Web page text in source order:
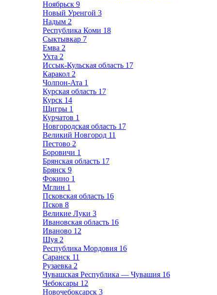
Ноябрьск 9
Новый Уренгой 3
Надым 2
Республика Коми 18
Сыктывкар 7
Емва 2
Ухта 2
Иссык-Кульская область 17
Каракол 2
Чолпон-Ата 1
Курская область 17
Курск 14
Щигры 1
Курчатов 1
Новгородская область 17
Великий Новгород 11
Пестово 2
Боровичи 1
Брянская область 17
Брянск 9
Фокино 1
Мглин 1
Псковская область 16
Псков 8
Великие Луки 3
Ивановская область 16
Иваново 12
Шуя 2
Республика Мордовия 16
Саранск 11
Рузаевка 2
Чувашская Республика — Чувашия 16
Чебоксары 12
Новочебоксарск 3